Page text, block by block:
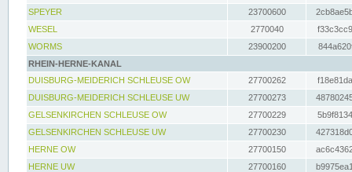
SPEYER
23700600
WESEL
2770040
WORMS
23900200
RHEIN-HERNE-KANAL
DUISBURG-MEIDERICH SCHLEUSE OW
27700262
DUISBURG-MEIDERICH SCHLEUSE UW
27700273
GELSENKIRCHEN SCHLEUSE OW
27700229
GELSENKIRCHEN SCHLEUSE UW
27700230
HERNE OW
27700150
HERNE UW
27700160